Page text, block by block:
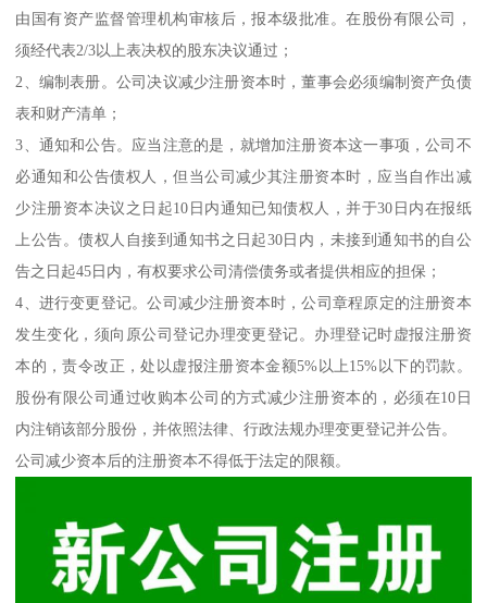
由国有资产监督管理机构审核后，报本级批准。在股份有限公司，
须经代表2/3以上表决权的股东决议通过；
2、编制表册。公司决议减少注册资本时，董事会必须编制资产负债
表和财产清单；
3、通知和公告。应当注意的是，就增加注册资本这一事项，公司不
必通知和公告债权人，但当公司减少其注册资本时，应当自作出减
少注册资本决议之日起10日内通知已知债权人，并于30日内在报纸
上公告。债权人自接到通知书之日起30日内，未接到通知书的自公
告之日起45日内，有权要求公司清偿债务或者提供相应的担保；
4、进行变更登记。公司减少注册资本时，公司章程原定的注册资本
发生变化，须向原公司登记办理变更登记。办理登记时虚报注册资
本的，责令改正，处以虚报注册资本金额5%以上15%以下的罚款。
股份有限公司通过收购本公司的方式减少注册资本的，必须在10日
内注销该部分股份，并依照法律、行政法规办理变更登记并公告。
公司减少资本后的注册资本不得低于法定的限额。